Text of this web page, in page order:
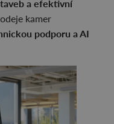
a efektivní
kamer
podporu a AI